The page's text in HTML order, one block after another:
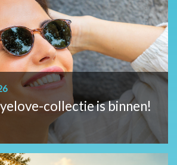
collectie is binnen!